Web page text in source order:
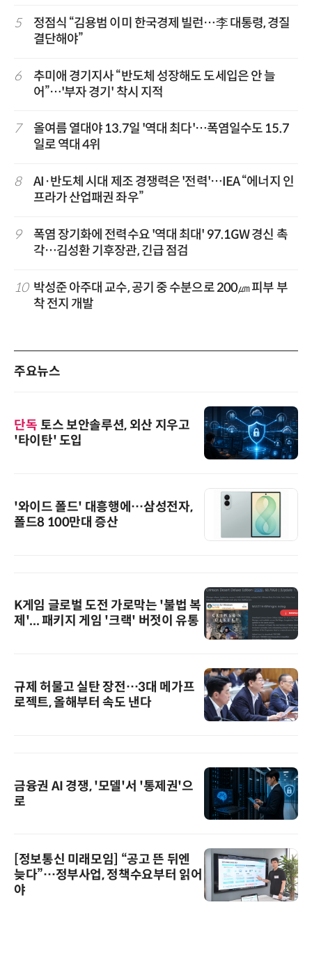
5
정점식 “김용범 이미 한국경제 빌런…李 대통령, 경질
결단해야”
6
추미애 경기지사 “반도체 성장해도 도세입은 안 늘
어”…'부자 경기' 착시 지적
7
올여름 열대야 13.7일 '역대 최다'…폭염일수도 15.7
일로 역대 4위
8
AI·반도체 시대 제조 경쟁력은 '전력'…IEA “에너지 인
프라가 산업패권 좌우”
9
폭염 장기화에 전력수요 '역대 최대' 97.1GW 경신 촉
각…김성환 기후장관, 긴급 점검
10 박성준 아주대 교수, 공기 중 수분으로 200㎛ 피부 부
착 전지 개발
주요뉴스
단독 토스 보안솔루션, 외산 지우고
'타이탄' 도입
'와이드 폴드' 대흥행에…삼성전자,
폴드8 100만대 증산
K게임 글로벌 도전 가로막는 '불법 복
제'... 패키지 게임 '크랙' 버젓이 유통
규제 허물고 실탄 장전…3대 메가프
로젝트, 올해부터 속도 낸다
금융권 AI 경쟁, '모델'서 '통제권'으
로
[정보통신 미래모임] “공고 뜬 뒤엔
늦다”…정부사업, 정책수요부터 읽어
야